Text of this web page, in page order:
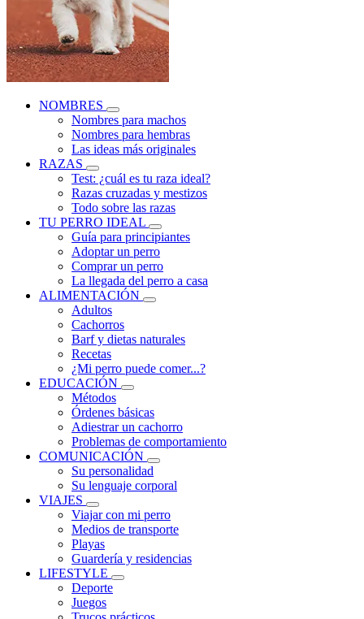
NOMBRES
Nombres para machos
Nombres para hembras
Las ideas más originales
RAZAS
Test: ¿cuál es tu raza ideal?
Razas cruzadas y mestizos
Todo sobre las razas
TU PERRO IDEAL
Guía para principiantes
Adoptar un perro
Comprar un perro
La llegada del perro a casa
ALIMENTACIÓN
Adultos
Cachorros
Barf y dietas naturales
Recetas
¿Mi perro puede comer...?
EDUCACIÓN
Métodos
Órdenes básicas
Adiestrar un cachorro
Problemas de comportamiento
COMUNICACIÓN
Su personalidad
Su lenguaje corporal
VIAJES
Viajar con mi perro
Medios de transporte
Playas
Guardería y residencias
LIFESTYLE
Deporte
Juegos